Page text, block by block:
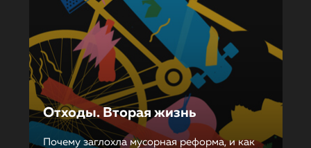
Отходы. Вторая жизнь
Почему заглохла мусорная реформа, и как